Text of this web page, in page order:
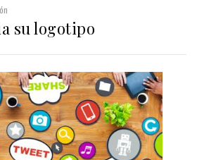
su logotipo